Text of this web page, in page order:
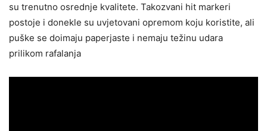
su trenutno osrednje kvalitete. Takozvani hit markeri
postoje i donekle su uvjetovani opremom koju koristite, ali
puške se doimaju paperjaste i nemaju težinu udara
prilikom rafalanja